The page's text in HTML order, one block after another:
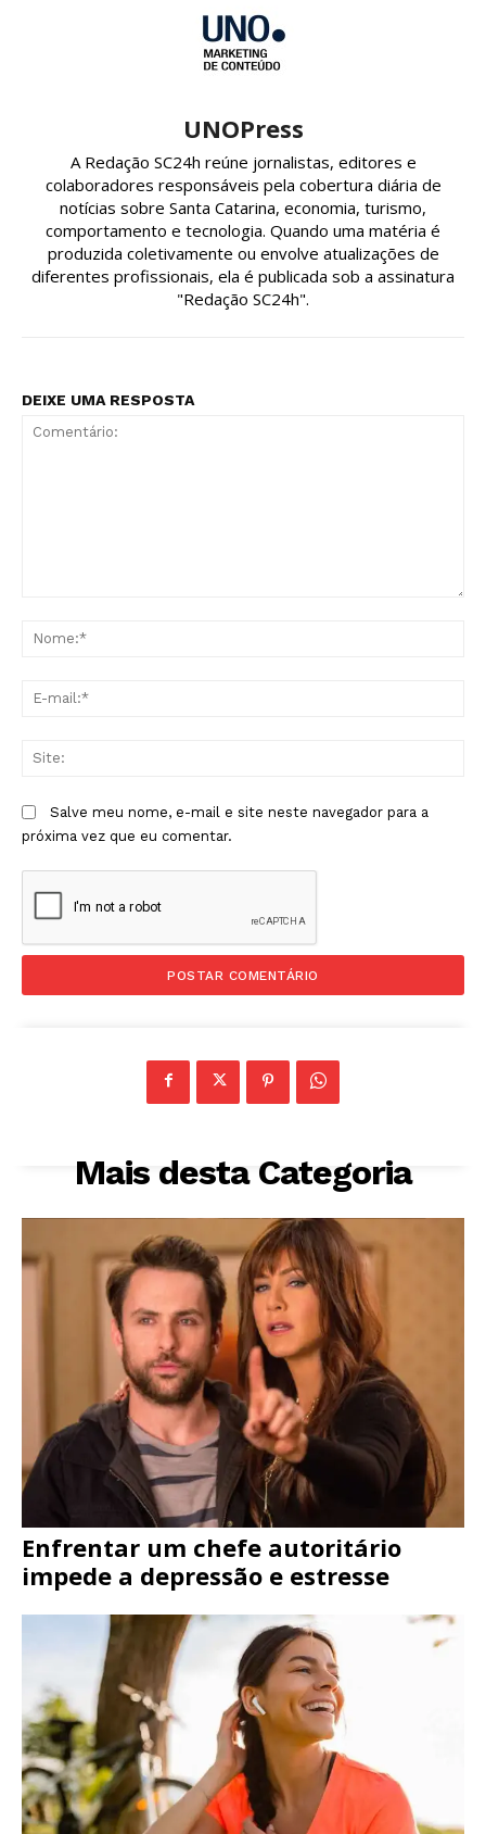
UNOPress
A Redação SC24h reúne jornalistas, editores e
colaboradores responsáveis pela cobertura diária de
notícias sobre Santa Catarina, economia, turismo,
comportamento e tecnologia. Quando uma matéria é
produzida coletivamente ou envolve atualizações de
diferentes profissionais, ela é publicada sob a assinatura
"Redação SC24h".
DEIXE UMA RESPOSTA
Salve meu nome, e-mail e site neste navegador para a
próxima vez que eu comentar.
Mais desta Categoria
Enfrentar um chefe autoritário
impede a depressão e estresse